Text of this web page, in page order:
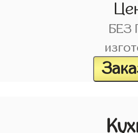
БЕЗ